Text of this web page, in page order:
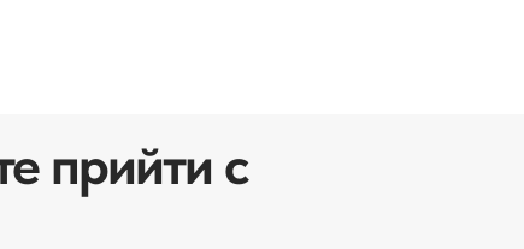
прийти с